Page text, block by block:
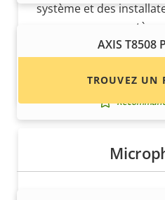
AXIS T8508
du réseau
système et des
TROUVEZ UN